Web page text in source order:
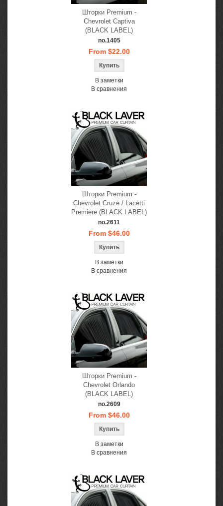
Шторки Premium -
Chevrolet Captiva
(BLACK LABEL)
no.1405
From $22.00
В заметки
В сравнения
Шторки Premium -
Chevrolet Cruze / Lacetti
Premiere (BLACK LABEL)
no.2611
From $46.00
В заметки
В сравнения
Шторки Premium -
Chevrolet Orlando
(BLACK LABEL)
no.2609
From $46.00
В заметки
В сравнения